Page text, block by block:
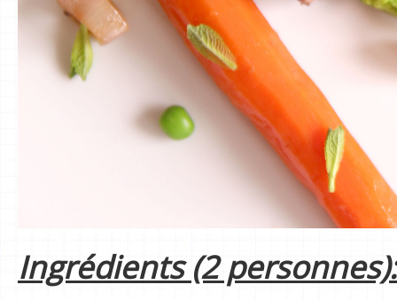
Ingrédients (2 personnes):